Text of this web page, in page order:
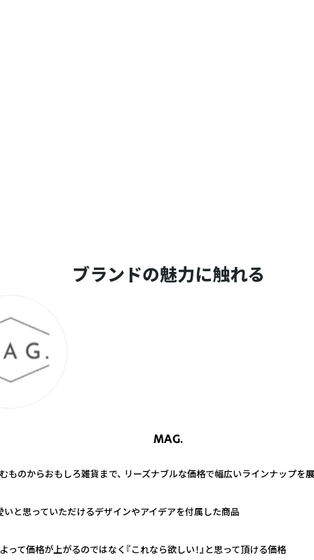
ブランドの魅力に触れる
MAG.
ものからおもしろ雑貨まで、 リーズナブルな価格で幅広いラインナップを
いと思っていただけるデザインやアイデアを付属した商品
って価格が上がるのではなく『これなら欲しい！』と思って頂ける価格